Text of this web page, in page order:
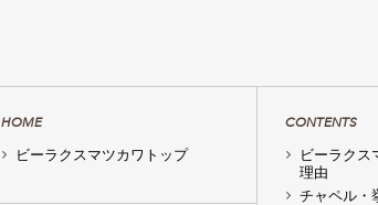
HOME
ビーラクスマツカワトップ
CONTENTS
ビーラクス
理由
チャペル・